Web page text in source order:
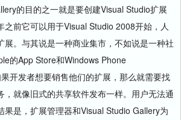
的目的之一就是要创建Visual Studio扩展
之前它可以用于Visual Studio 2008开始，人
展。与其说是一种商业集市，不如说是一种社
的App Store和Windows Phone
开发者想要销售他们的扩展，那么就需要找
，就像旧式的共享软件发布一样。用户无法通
果是，扩展管理器和Visual Studio Gallery为